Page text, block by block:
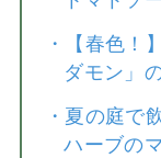
・
【春色！
ダモン」
・ 夏の庭で
ハーブの